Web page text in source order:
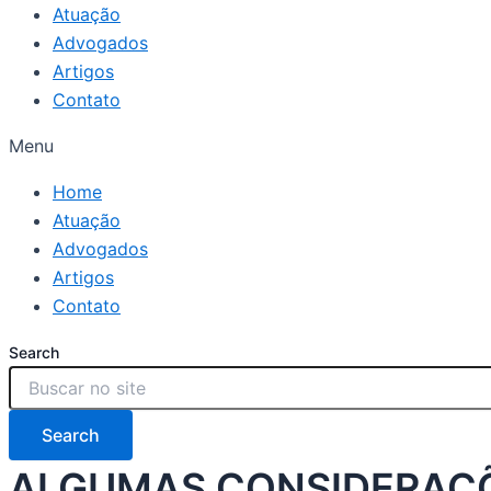
Atuação
Advogados
Artigos
Contato
Menu
Home
Atuação
Advogados
Artigos
Contato
Search
Search